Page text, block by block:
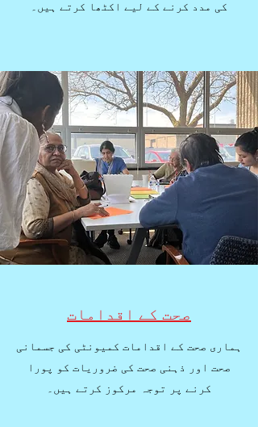
کی مدد کرنے کے لیے اکٹھا کرتے ہیں۔
صحت کے اقدامات
ہماری صحت کے اقدامات کمیونٹی کی جسمانی
صحت اور ذہنی صحت کی ضروریات کو پورا
کرنے پر توجہ مرکوز کرتے ہیں۔